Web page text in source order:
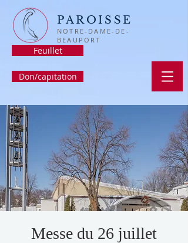
PAROISSE
NOTRE-DAME-DE-
BEAUPORT
Feuillet
Don/capitation
Messe du 26 juillet